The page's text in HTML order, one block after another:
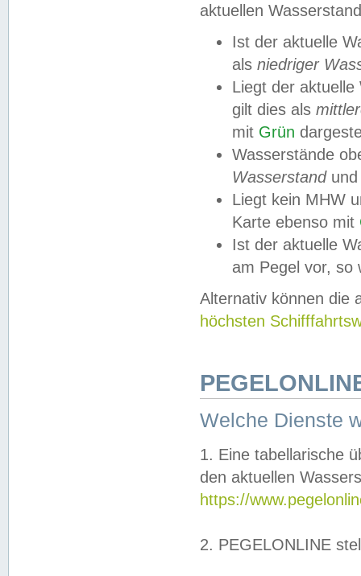
aktuellen
Ist der aktuelle
als niedriger
Liegt der
gilt dies als
mit Grün
Wasserstände
Wasserstandund
Liegt kein MHW
Karte ebenso mit
Ist der aktuelle
am Pegel vor,
Alternativ können die
höchsten
Welche Dienste
1. Eine tabellarische
den aktuellen
https://
2. PEGELONLINE